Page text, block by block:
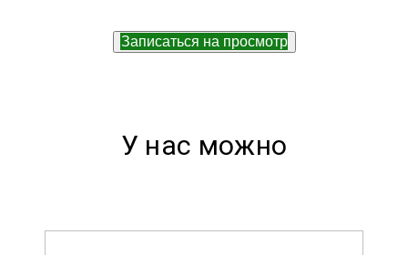
Записаться на просмотр
У нас можно